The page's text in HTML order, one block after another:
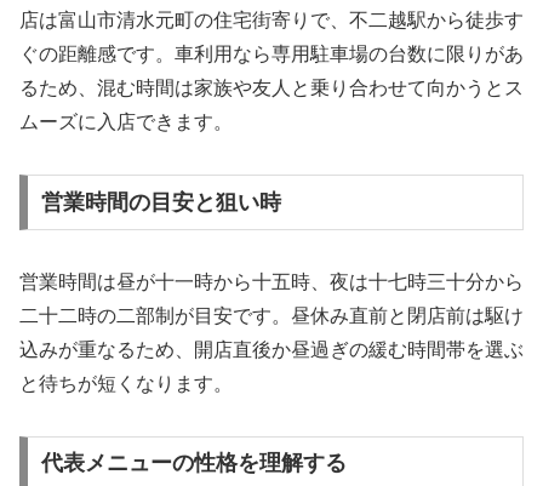
店は富山市清水元町の住宅街寄りで、不二越駅から徒歩す
ぐの距離感です。車利用なら専用駐車場の台数に限りがあ
るため、混む時間は家族や友人と乗り合わせて向かうとス
ムーズに入店できます。
営業時間の目安と狙い時
営業時間は昼が十一時から十五時、夜は十七時三十分から
二十二時の二部制が目安です。昼休み直前と閉店前は駆け
込みが重なるため、開店直後か昼過ぎの緩む時間帯を選ぶ
と待ちが短くなります。
代表メニューの性格を理解する